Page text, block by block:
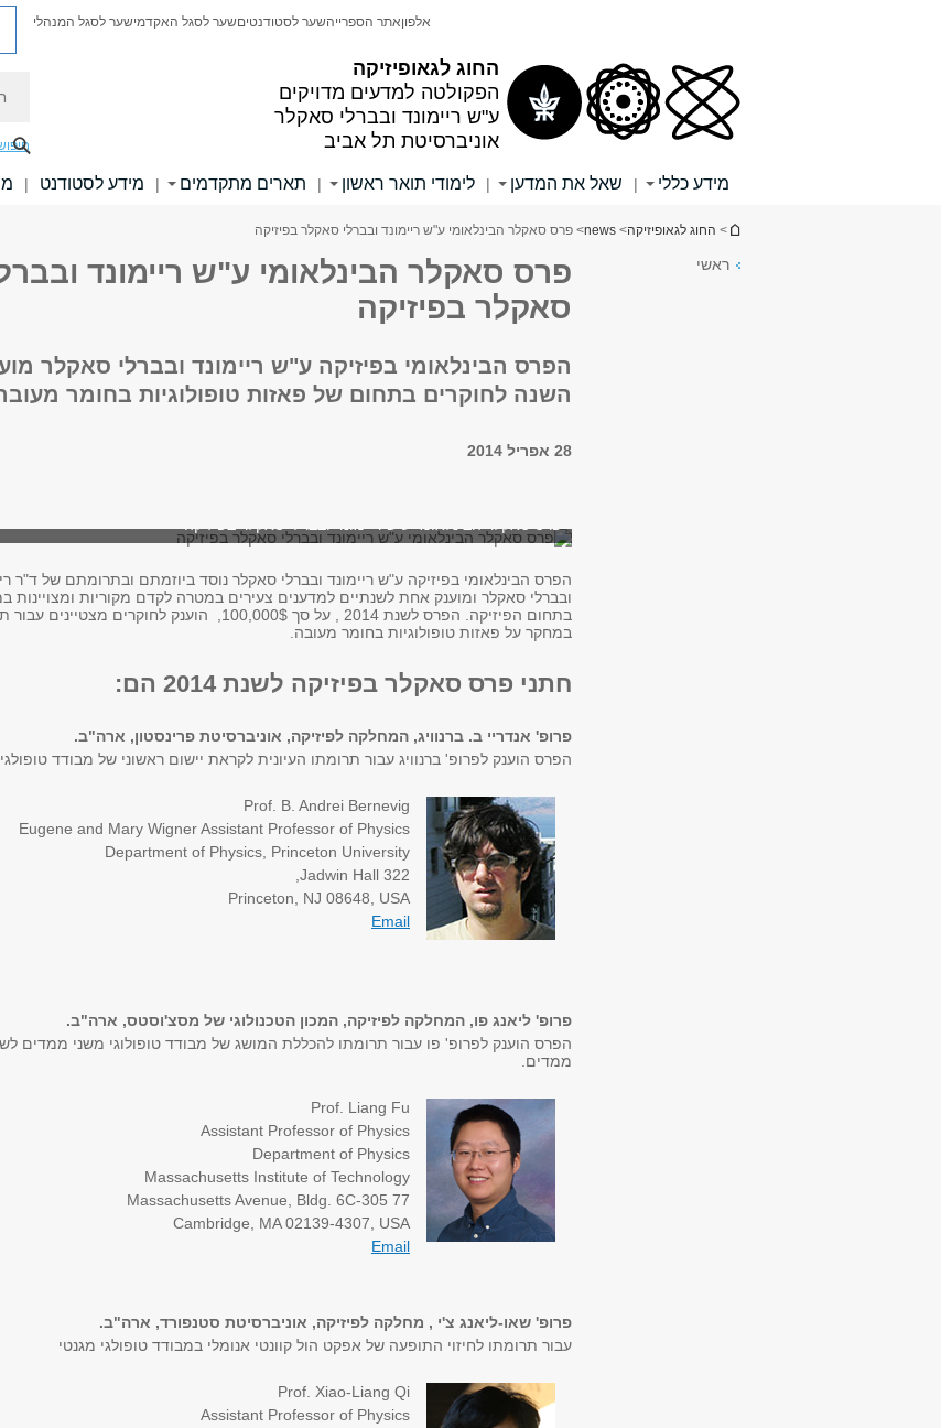
החוג לגאופיזיקה
הפקולטה למדעים מדויקים
ע"ש ריימונד ובברלי סאקלר
אוניברסיטת תל אביב
אלפוןאתר הספרייהשער לסטודנטיםשער לסגל האקדמישער לסגל המנהלי
מידע כללי | שאל את המדען | לימודי תואר ראשון | תארים מתקדמים | מידע לסטודנט |
הינך נמצא כאן
> החוג לגאופיזיקה>
news> פרס סאקלר הבינלאומי ע"ש ריימונד ובברלי סאקלר בפיזיקה
ראשי
פרס סאקלר הבינלאומי ע"ש ריימונד
סאקלר בפיזיקה
הפרס הבינלאומי בפיזיקה ע"ש ריימונד ובברלי סאקלר
השנה לחוקרים בתחום של פאזות טופולוגיות בחומר
28 אפריל 2014
הפרס הבינלאומי בפיזיקה ע"ש ריימונד ובברלי סאקלר נוסד ביוזמתם ובתרומתם של ד"ר
ובברלי סאקלר ומוענק אחת לשנתיים למדענים צעירים במטרה לקדם מקוריות ומצויינות
בתחום הפיזיקה. הפרס לשנת 2014 , על סך 100,000$, הוענק לחוקרים
במחקר על פאזות טופולוגיות בחומר מעובה.
חתני פרס סאקלר בפיזיקה לשנת 2014 הם:
פרופ' אנדריי ב. ברנוויג, המחלקה לפיזיקה, אוניברסיטת פרינסטון, ארה"ב.
הפרס הוענק לפרופ' ברנוויג עבור תרומתו העיונית לקראת יישום ראשוני של מבודד טופולגי.
Prof. B. Andrei Bernevig
Eugene and Mary Wigner Assistant Professor of Physics
Department of Physics, Princeton University
322 Jadwin Hall,
Princeton, NJ 08648, USA
Email
פרופ' ליאנג פו, המחלקה לפיזיקה, המכון הטכנולוגי של מסצ'וסטס, ארה"ב.
הפרס הוענק לפרופ' פו עבור תרומתו להכללת המושג של מבודד טופולוגי משני ממדים
ממדים.
Prof. Liang Fu
Assistant Professor of Physics
Department of Physics
Massachusetts Institute of Technology
77 Massachusetts Avenue, Bldg. 6C-305
Cambridge, MA 02139-4307, USA
Email
פרופ' שאו-ליאנג צ'י , מחלקה לפיזיקה, אוניברסיטת סטנפורד, ארה"ב.
עבור תרומתו לחיזוי התופעה של אפקט הול קוונטי אנומלי במבודד טופולגי מגנטי
Prof. Xiao-Liang Qi
Assistant Professor of Physics